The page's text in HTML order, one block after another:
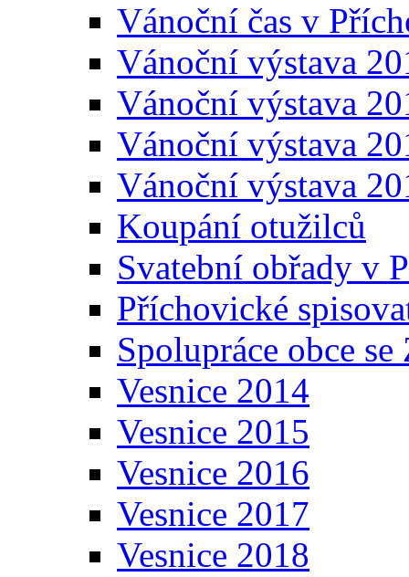
Vánoční čas v
Vánoční výstava
Vánoční výstava
Vánoční výstava
Vánoční výstava
Koupání otužilců
Svatební obřady v
Příchovické
Spolupráce obce
Vesnice 2014
Vesnice 2015
Vesnice 2016
Vesnice 2017
Vesnice 2018